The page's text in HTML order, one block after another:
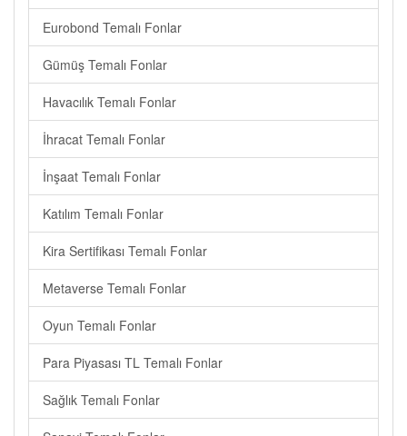
Eurobond Temalı Fonlar
Gümüş Temalı Fonlar
Havacılık Temalı Fonlar
İhracat Temalı Fonlar
İnşaat Temalı Fonlar
Katılım Temalı Fonlar
Kira Sertifikası Temalı Fonlar
Metaverse Temalı Fonlar
Oyun Temalı Fonlar
Para Piyasası TL Temalı Fonlar
Sağlık Temalı Fonlar